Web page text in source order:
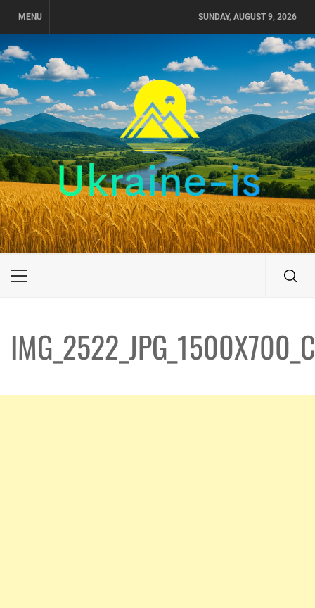
MENU SUNDAY, AUGUST 9, 2026
UKRAINE-IS
ПУТЕШЕСТВИЕ ПО УКРАИНЕ
Primary